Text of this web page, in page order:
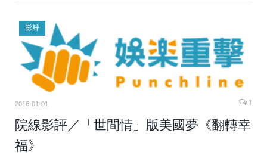
影評
2016-01-01 1
院線影評／「世間情」版美國夢《翻轉幸
福》